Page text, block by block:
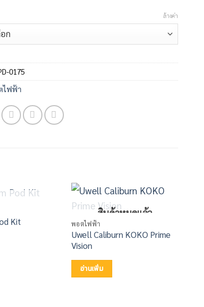
ล้างค่า
0175
ไฟฟ้า
มดแล้ว
Kit
สินค้าหมดแล้ว
พอตไฟฟ้า
Uwell Caliburn KOKO Prime
Vision
อ่านเพิ่ม